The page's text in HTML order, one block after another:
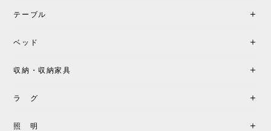
テーブル
ベッド
収納・収納家具
ラ グ
照 明